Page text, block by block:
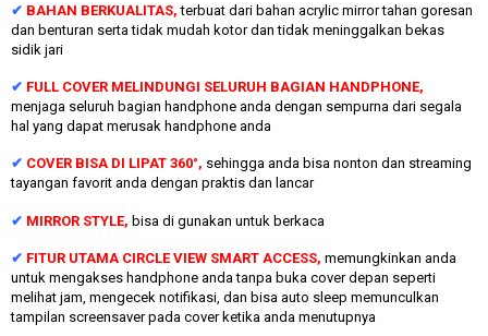
✔ BAHAN BERKUALITAS,terbuat dari bahan acrylic mirror tahan goresan
dan benturan serta tidak mudah kotor dan tidak meninggalkan bekas
sidik jari
✔ FULL COVER MELINDUNGI SELURUH BAGIAN HANDPHONE,
menjaga seluruh bagian handphone anda dengan sempurna dari segala
hal yang dapat merusak handphone anda
✔ COVER BISA DI LIPAT 360°, sehingga anda bisa nonton dan streaming
tayangan favorit anda dengan praktis dan lancar
✔ MIRROR STYLE, bisa di gunakan untuk berkaca
✔ FITUR UTAMA CIRCLE VIEW SMART ACCESS, memungkinkan anda
untuk mengakses handphone anda tanpa buka cover depan seperti
melihat jam, mengecek notifikasi, dan bisa auto sleep memunculkan
tampilan screensaver pada cover ketika anda menutupnya